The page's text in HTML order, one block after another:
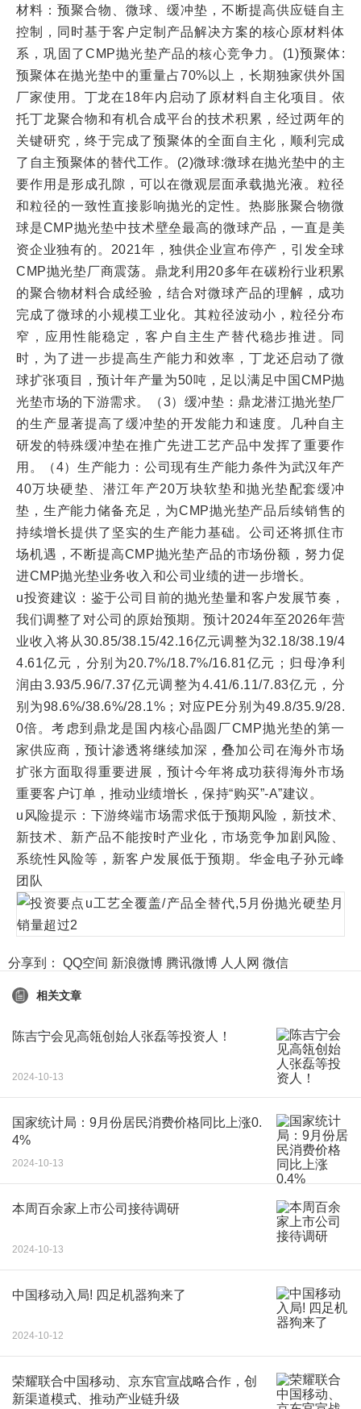
材料：预聚合物、微球、缓冲垫，不断提高供应链自主
控制，同时基于客户定制产品解决方案的核心原材料体
系，巩固了CMP抛光垫产品的核心竞争力。(1)预聚体:
预聚体在抛光垫中的重量占70%以上，长期独家供外国
厂家使用。丁龙在18年内启动了原材料自主化项目。依
托丁龙聚合物和有机合成平台的技术积累，经过两年的
关键研究，终于完成了预聚体的全面自主化，顺利完成
了自主预聚体的替代工作。(2)微球:微球在抛光垫中的主
要作用是形成孔隙，可以在微观层面承载抛光液。粒径
和粒径的一致性直接影响抛光的定性。热膨胀聚合物微
球是CMP抛光垫中技术壁垒最高的微球产品，一直是美
资企业独有的。2021年，独供企业宣布停产，引发全球
CMP抛光垫厂商震荡。鼎龙利用20多年在碳粉行业积累
的聚合物材料合成经验，结合对微球产品的理解，成功
完成了微球的小规模工业化。其粒径波动小，粒径分布
窄，应用性能稳定，客户自主生产替代稳步推进。同
时，为了进一步提高生产能力和效率，丁龙还启动了微
球扩张项目，预计年产量为50吨，足以满足中国CMP抛
光垫市场的下游需求。（3）缓冲垫：鼎龙潜江抛光垫厂
的生产显著提高了缓冲垫的开发能力和速度。几种自主
研发的特殊缓冲垫在推广先进工艺产品中发挥了重要作
用。（4）生产能力：公司现有生产能力条件为武汉年产
40万块硬垫、潜江年产20万块软垫和抛光垫配套缓冲
垫，生产能力储备充足，为CMP抛光垫产品后续销售的
持续增长提供了坚实的生产能力基础。公司还将抓住市
场机遇，不断提高CMP抛光垫产品的市场份额，努力促
进CMP抛光垫业务收入和公司业绩的进一步增长。
u投资建议：鉴于公司目前的抛光垫量和客户发展节奏，
我们调整了对公司的原始预期。预计2024年至2026年营
业收入将从30.85/38.15/42.16亿元调整为32.18/38.19/4
4.61亿元，分别为20.7%/18.7%/16.81亿元；归母净利
润由3.93/5.96/7.37亿元调整为4.41/6.11/7.83亿元，分
别为98.6%/38.6%/28.1%；对应PE分别为49.8/35.9/28.
0倍。考虑到鼎龙是国内核心晶圆厂CMP抛光垫的第一
家供应商，预计渗透将继续加深，叠加公司在海外市场
扩张方面取得重要进展，预计今年将成功获得海外市场
重要客户订单，推动业绩增长，保持“购买”-A”建议。
u风险提示：下游终端市场需求低于预期风险，新技术、
新技术、新产品不能按时产业化，市场竞争加剧风险、
系统性风险等，新客户发展低于预期。华金电子孙元峰
团队
分享到： QQ空间 新浪微博 腾讯微博 人人网 微信
相关文章
陈吉宁会见高瓴创始人张磊等投资人！
2024-10-13
国家统计局：9月份居民消费价格同比上涨0.
4%
2024-10-13
本周百余家上市公司接待调研
2024-10-13
中国移动入局! 四足机器狗来了
2024-10-12
荣耀联合中国移动、京东官宣战略合作，创
新渠道模式、推动产业链升级